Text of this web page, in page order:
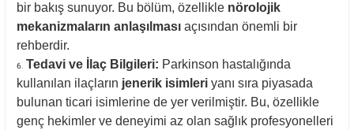
bir bakış sunuyor. Bu bölüm, özellikle nörolojik
mekanizmaların anlaşılması açısından önemli bir
rehberdir.
Tedavi ve İlaç Bilgileri: Parkinson hastalığında
kullanılan ilaçların jenerik isimleri yanı sıra piyasada
bulunan ticari isimlerine de yer verilmiştir. Bu, özellikle
genç hekimler ve deneyimi az olan sağlık profesyonelleri